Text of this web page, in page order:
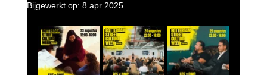
Bijgewerkt op: 8 apr 2025